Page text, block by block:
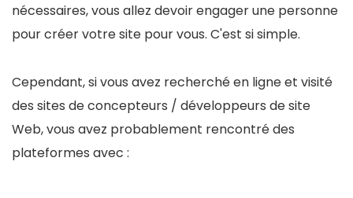
nécessaires, vous allez devoir engager une personne
pour créer votre site pour vous. C'est si simple.
Cependant, si vous avez recherché en ligne et visité
des sites de concepteurs / développeurs de site
Web, vous avez probablement rencontré des
plateformes avec :